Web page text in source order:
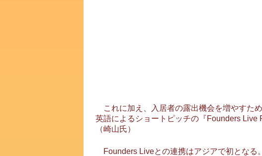
これに加え、入居者の露出機会を増やすた
英語によるショートピッチの『Founders Live
（崎山氏）
Founders Liveとの連携はアジアで初となる